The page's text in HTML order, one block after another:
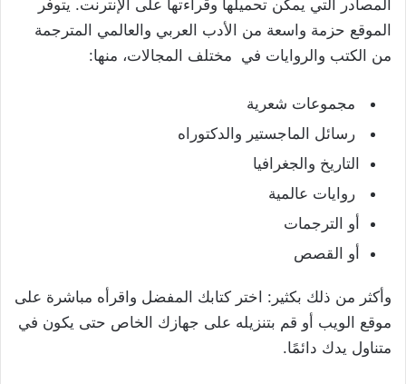
المصادر التي يمكن تحميلها وقراءتها على الإنترنت. يتوفر
الموقع حزمة واسعة من الأدب العربي والعالمي المترجمة
من الكتب والروايات في مختلف المجالات، منها:
مجموعات شعرية
رسائل الماجستير والدكتوراه
التاريخ والجغرافيا
روايات عالمية
أو الترجمات
أو القصص
وأكثر من ذلك بكثير: اختر كتابك المفضل واقرأه مباشرة على
موقع الويب أو قم بتنزيله على جهازك الخاص حتى يكون في
متناول يدك دائمًا.